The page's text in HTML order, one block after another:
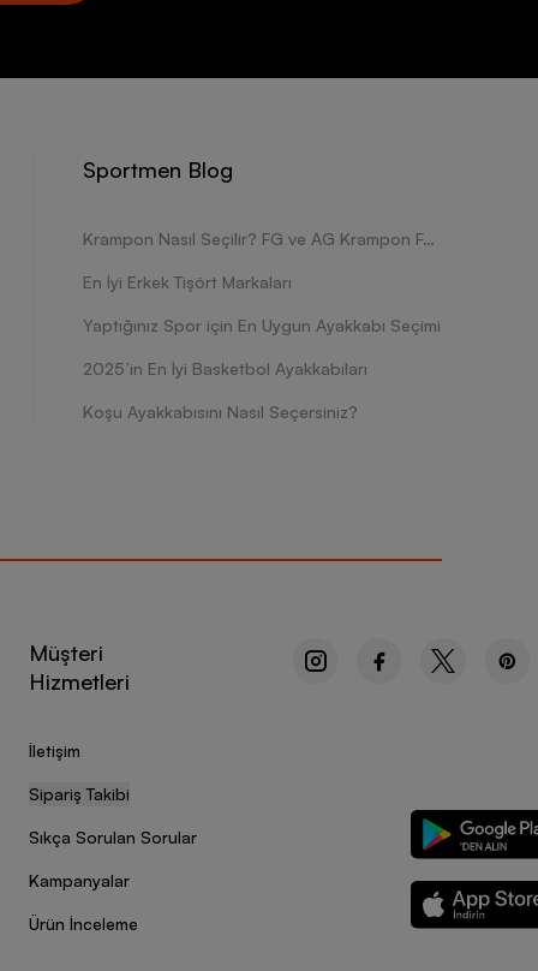
Sportmen Blog
Krampon Nasıl Seçilir? FG ve AG Krampon Farkları Nelerdir?
En İyi Erkek Tişört Markaları
Yaptığınız Spor için En Uygun Ayakkabı Seçimi
2025’in En İyi Basketbol Ayakkabıları
Koşu Ayakkabısını Nasıl Seçersiniz?
Müşteri
Hizmetleri
İletişim
Sipariş Takibi
Sıkça Sorulan Sorular
Kampanyalar
Ürün İnceleme